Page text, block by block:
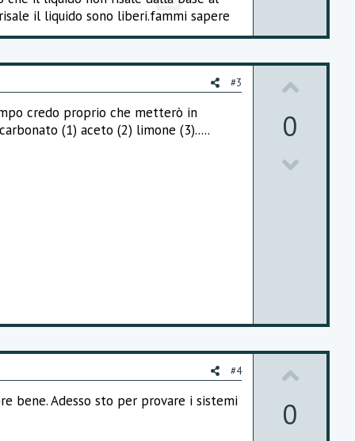
il liquido sono liberi.fammi sapere
#3
credo proprio che metterò in
(1) aceto (2) limone (3).....
0
t
e
#4
bene. Adesso sto per provare i sistemi
0